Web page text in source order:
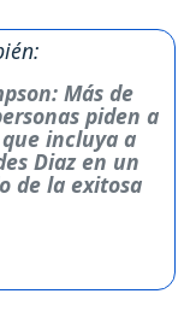
Más de
piden a
incluya a
Diaz en un
de la exitosa